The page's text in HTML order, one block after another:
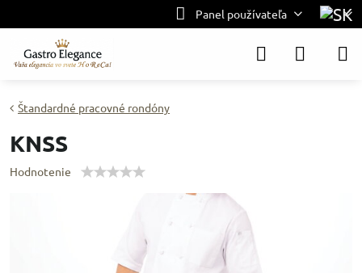
Panel používateľa
Štandardné pracovné rondóny
KNSS
Hodnotenie